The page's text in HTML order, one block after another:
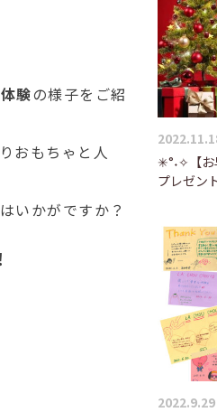
験の様子をご紹
おもちゃと人
いかがですか？
✳°˖✧【お
プレゼン
2022.9.29